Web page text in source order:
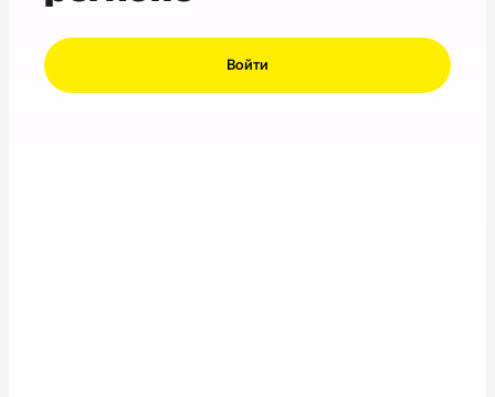
Войти